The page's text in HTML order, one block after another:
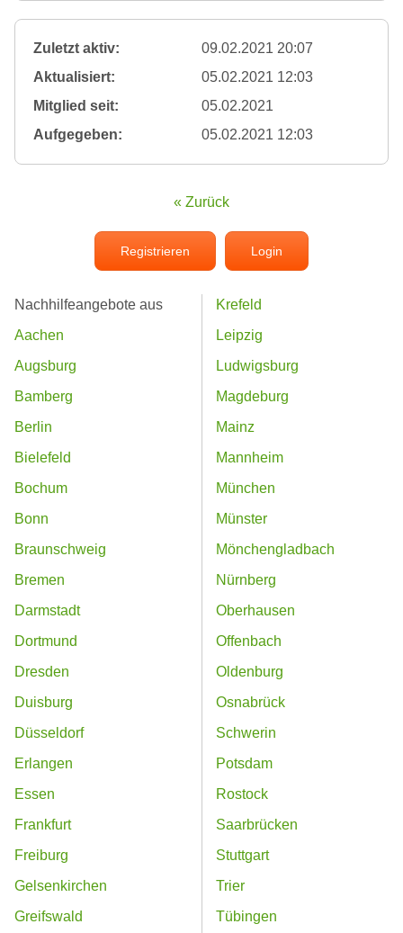
Zuletzt aktiv:
09.02.2021 20:07
Aktualisiert:
05.02.2021 12:03
Mitglied seit:
05.02.2021
Aufgegeben:
05.02.2021 12:03
« Zurück
Registrieren Login
Nachhilfeangebote aus
Aachen
Augsburg
Bamberg
Berlin
Bielefeld
Bochum
Bonn
Braunschweig
Bremen
Darmstadt
Dortmund
Dresden
Duisburg
Düsseldorf
Erlangen
Essen
Frankfurt
Freiburg
Gelsenkirchen
Greifswald
Krefeld
Leipzig
Ludwigsburg
Magdeburg
Mainz
Mannheim
München
Münster
Mönchengladbach
Nürnberg
Oberhausen
Offenbach
Oldenburg
Osnabrück
Schwerin
Potsdam
Rostock
Saarbrücken
Stuttgart
Trier
Tübingen